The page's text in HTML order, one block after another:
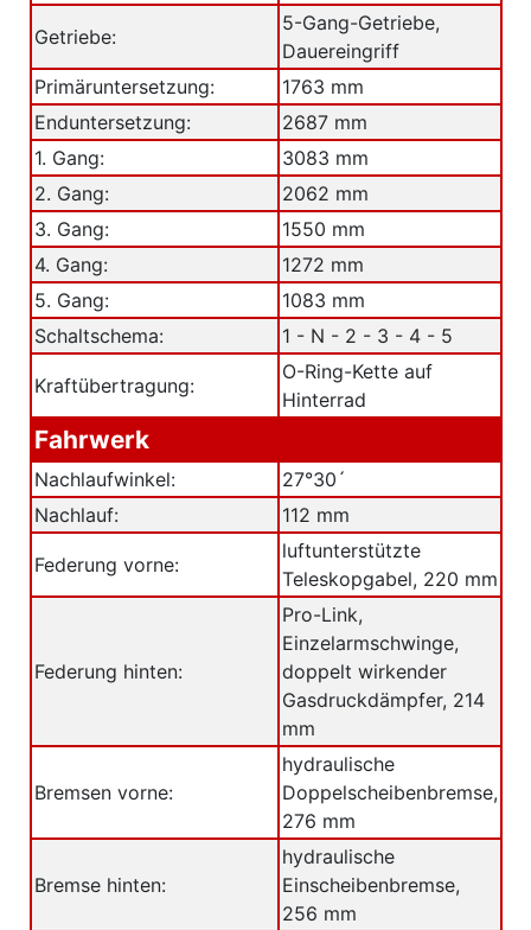
Getriebe:
5-Gang-Getriebe,
Dauereingriff
Primäruntersetzung:
1763 mm
Enduntersetzung:
2687 mm
1. Gang:
3083 mm
2. Gang:
2062 mm
3. Gang:
1550 mm
4. Gang:
1272 mm
5. Gang:
1083 mm
Schaltschema:
1 - N - 2 - 3 - 4 - 5
Kraftübertragung:
O-Ring-Kette auf
Hinterrad
Fahrwerk
Nachlaufwinkel:
27°30´
Nachlauf:
112 mm
Federung vorne:
luftunterstützte
Teleskopgabel, 220 mm
Federung hinten:
Pro-Link,
Einzelarmschwinge,
doppelt wirkender
Gasdruckdämpfer, 214
mm
Bremsen vorne:
hydraulische
Doppelscheibenbremse,
276 mm
Bremse hinten:
hydraulische
Einscheibenbremse,
256 mm